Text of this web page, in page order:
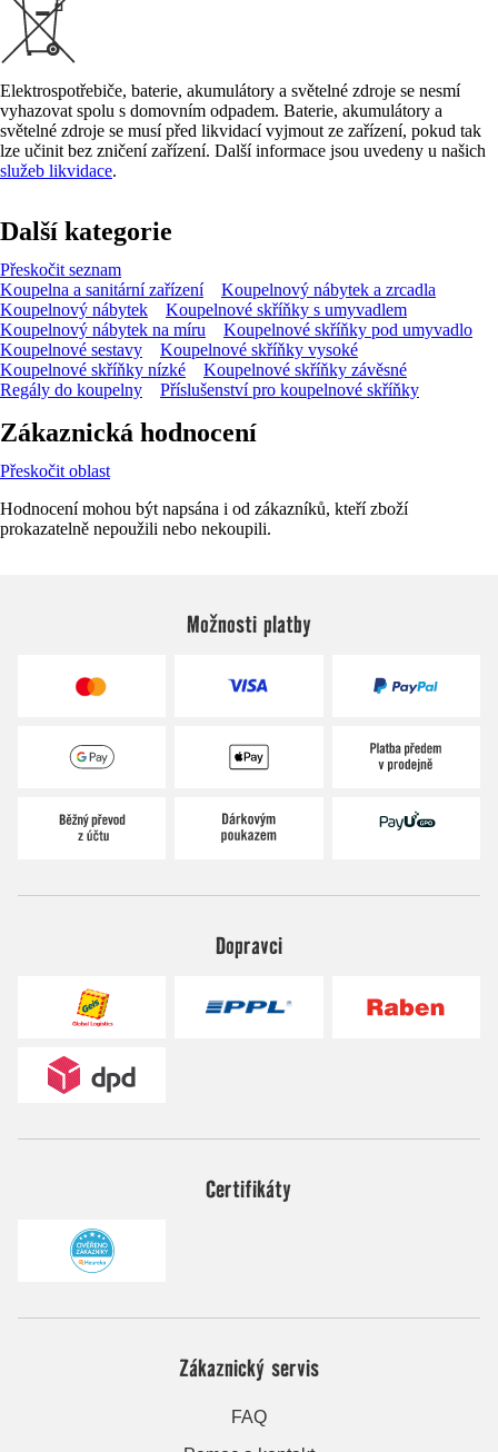
Elektrospotřebiče, baterie, akumulátory a světelné zdroje se nesmí
vyhazovat spolu s domovním odpadem. Baterie, akumulátory a
světelné zdroje se musí před likvidací vyjmout ze zařízení, pokud tak
lze učinit bez zničení zařízení. Další informace jsou uvedeny u našich
služeb likvidace.
Další kategorie
Přeskočit seznam
Koupelna a sanitární zařízení
Koupelnový nábytek a zrcadla
Koupelnový nábytek
Koupelnové skříňky s umyvadlem
Koupelnový nábytek na míru
Koupelnové skříňky pod umyvadlo
Koupelnové sestavy
Koupelnové skříňky vysoké
Koupelnové skříňky nízké
Koupelnové skříňky závěsné
Regály do koupelny
Příslušenství pro koupelnové skříňky
Zákaznická hodnocení
Přeskočit oblast
Hodnocení mohou být napsána i od zákazníků, kteří zboží
prokazatelně nepoužili nebo nekoupili.
Možnosti platby
Dopravci
Certifikáty
Zákaznický servis
FAQ